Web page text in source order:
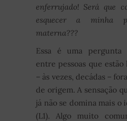
enferrujado! Será que
esquecer a minha
materna???
Essa é uma pergunta
entre pessoas que
– às vezes, decádas –
de origem. A sensação
já não se domina mais o
(L1). Algo muito